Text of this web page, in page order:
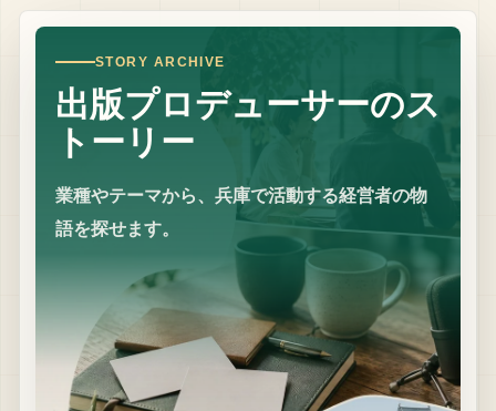
STORY ARCHIVE
出版プロデューサーのス
トーリー
業種やテーマから、兵庫で活動する経営者の物
語を探せます。